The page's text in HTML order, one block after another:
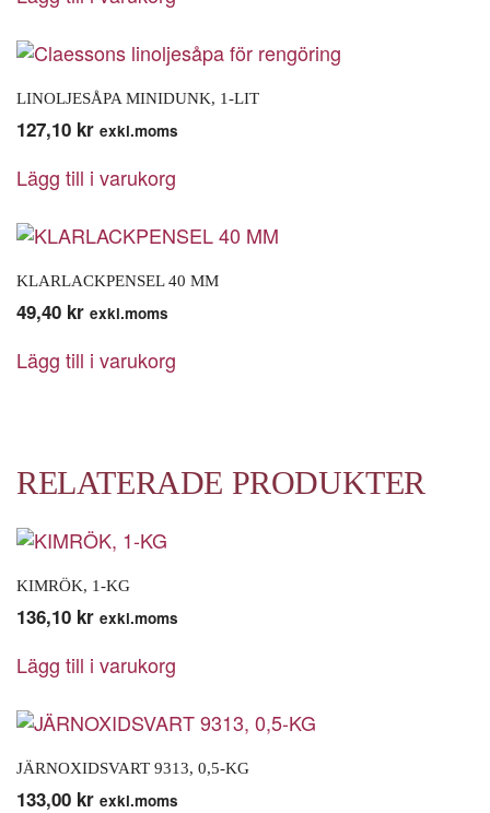
LINOLJESÅPA MINIDUNK, 1-LIT
127,10 kr exkl.moms
Lägg till i varukorg
KLARLACKPENSEL 40 MM
49,40 kr exkl.moms
Lägg till i varukorg
RELATERADE PRODUKTER
KIMRÖK, 1-KG
136,10 kr exkl.moms
Lägg till i varukorg
JÄRNOXIDSVART 9313, 0,5-KG
133,00 kr exkl.moms